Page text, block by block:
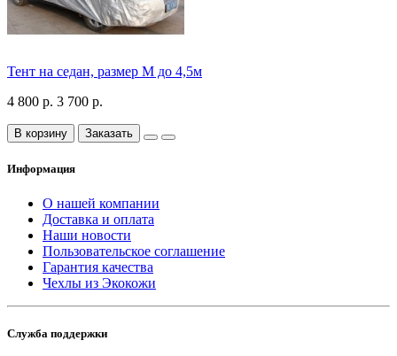
Тент на седан, размер М до 4,5м
4 800 р. 3 700 р.
В корзину Заказать
Информация
О нашей компании
Доставка и оплата
Наши новости
Пользовательское соглашение
Гарантия качества
Чехлы из Экокожи
Служба поддержки